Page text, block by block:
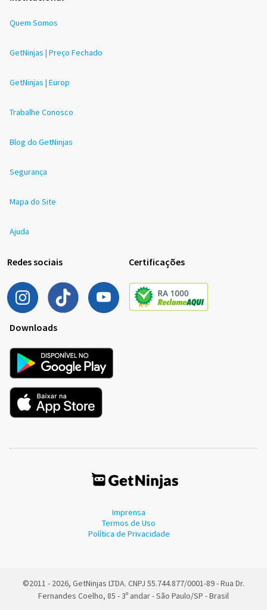
Quem Somos
GetNinjas | Preço Fechado
GetNinjas | Europ
Trabalhe Conosco
Blog do GetNinjas
Segurança
Mapa do Site
Ajuda
Redes sociais Certificações
Downloads
Imprensa
Termos de Uso
Política de Privacidade
©2011 - 2026, GetNinjas LTDA. CNPJ 55.744.877/0001-89 - Rua Dr.
Fernandes Coelho, 85 - 3º andar - São Paulo/SP - Brasil